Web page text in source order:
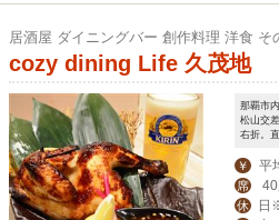
居酒屋 ダイニングバー 創作料理 洋食 そ
cozy dining Life 久茂地
那覇市
松山交
右折。
￥ 平
席
休